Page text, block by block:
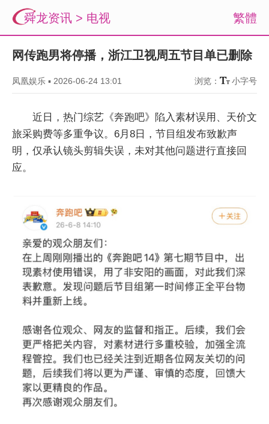
繁體
舜龙资讯 > 电视
网传跑男将停播，浙江卫视周五节目单已删除
凤凰娱乐 ▪ 2026-06-24 13:01 浏览： 小字号
近日，热门综艺《奔跑吧》陷入素材误用、天价文
旅采购费等多重争议。6月8日，节目组发布致歉声
明，仅承认镜头剪辑失误，未对其他问题进行直接回
应。